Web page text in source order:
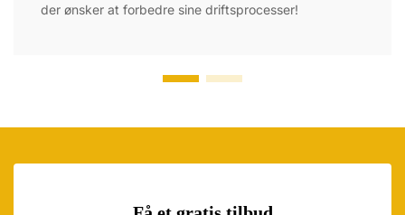
der ønsker at forbedre sine driftsprocesser!